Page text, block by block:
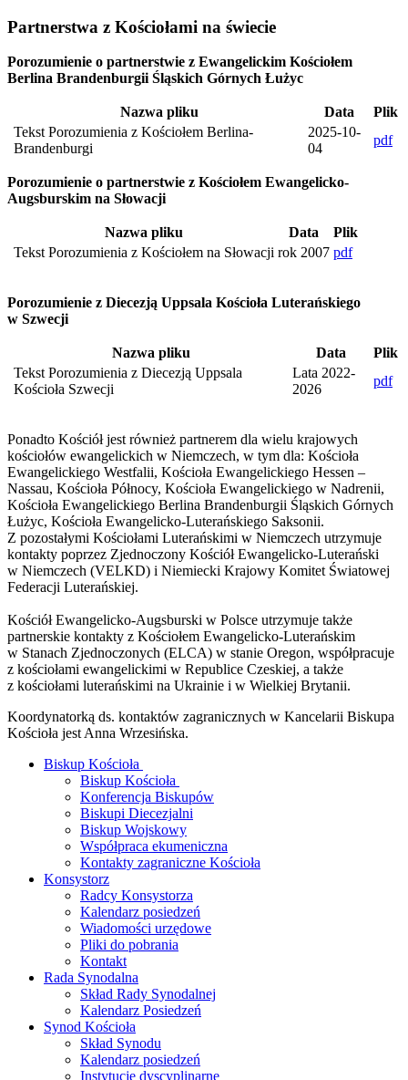
Partnerstwa z Kościołami na świecie
Porozumienie o partnerstwie z Ewangelickim Kościołem
Berlina Brandenburgii Śląskich Górnych Łużyc
Nazwa pliku Data
Plik
Tekst Porozumienia z Kościołem Berlina-
Brandenburgi
2025-10-
04
pdf
Porozumienie o partnerstwie z Kościołem Ewangelicko-
Augsburskim na Słowacji
Nazwa pliku Data
Plik
Tekst Porozumienia z Kościołem na Słowacji rok 2007 pdf
Porozumienie z Diecezją Uppsala Kościoła Luterańskiego
w Szwecji
Nazwa pliku Data
Plik
Tekst Porozumienia z Diecezją Uppsala
Kościoła Szwecji
Lata 2022-
2026
pdf
Ponadto Kościół jest również partnerem dla wielu krajowych
kościołów ewangelickich w Niemczech, w tym dla: Kościoła
Ewangelickiego Westfalii, Kościoła Ewangelickiego Hessen –
Nassau, Kościoła Północy, Kościoła Ewangelickiego w Nadrenii,
Kościoła Ewangelickiego Berlina Brandenburgii Śląskich Górnych
Łużyc, Kościoła Ewangelicko-Luterańskiego Saksonii.
Z pozostałymi Kościołami Luterańskimi w Niemczech utrzymuje
kontakty poprzez Zjednoczony Kościół Ewangelicko-Luterański
w Niemczech (VELKD) i Niemiecki Krajowy Komitet Światowej
Federacji Luterańskiej.
Kościół Ewangelicko-Augsburski w Polsce utrzymuje także
partnerskie kontakty z Kościołem Ewangelicko-Luterańskim
w Stanach Zjednoczonych (ELCA) w stanie Oregon, współpracuje
z kościołami ewangelickimi w Republice Czeskiej, a także
z kościołami luterańskimi na Ukrainie i w Wielkiej Brytanii.
Koordynatorką ds. kontaktów zagranicznych w Kancelarii Biskupa
Kościoła jest Anna Wrzesińska.
Biskup Kościoła
Biskup Kościoła
Konferencja Biskupów
Biskupi Diecezjalni
Biskup Wojskowy
Współpraca ekumeniczna
Kontakty zagraniczne Kościoła
Konsystorz
Radcy Konsystorza
Kalendarz posiedzeń
Wiadomości urzędowe
Pliki do pobrania
Kontakt
Rada Synodalna
Skład Rady Synodalnej
Kalendarz Posiedzeń
Synod Kościoła
Skład Synodu
Kalendarz posiedzeń
Instytucje dyscyplinarne